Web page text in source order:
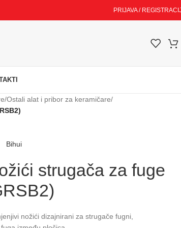
PRIJAVA /
/Ostali alat i pribor za keramičare/
Bihui
strugača za fuge
nožići dizajnirani za strugače fugni,